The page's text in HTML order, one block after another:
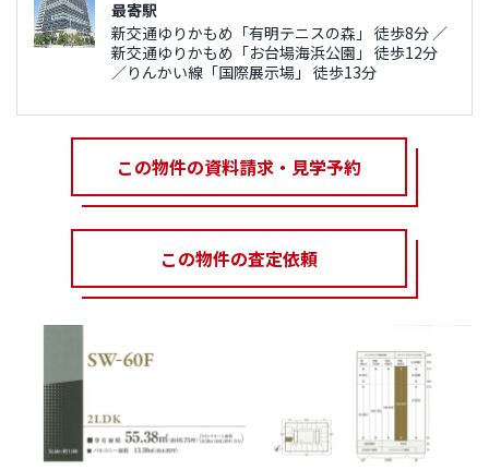
最寄駅
新交通ゆりかもめ「有明テニスの森」 徒歩8分 ／
新交通ゆりかもめ「お台場海浜公園」 徒歩12分
／りんかい線「国際展示場」 徒歩13分
この物件の資料請求・見学予約
この物件の査定依頼